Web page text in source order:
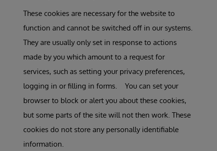
These cookies are necessary for the website to
function and cannot be switched off in our systems.
They are usually only set in response to actions
made by you which amount to a request for
services, such as setting your privacy preferences,
logging in or filling in forms. You can set your
browser to block or alert you about these cookies,
but some parts of the site will not then work. These
cookies do not store any personally identifiable
information.